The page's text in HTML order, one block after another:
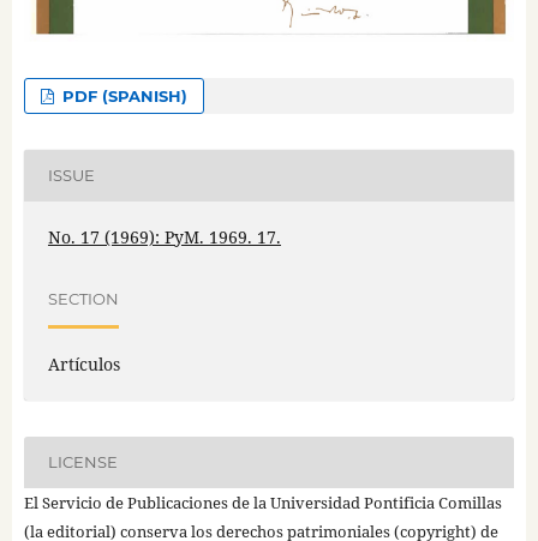
PDF (SPANISH)
ISSUE
No. 17 (1969): PyM. 1969. 17.
SECTION
Artículos
LICENSE
El Servicio de Publicaciones de la Universidad Pontificia Comillas
(la editorial) conserva los derechos patrimoniales (copyright) de